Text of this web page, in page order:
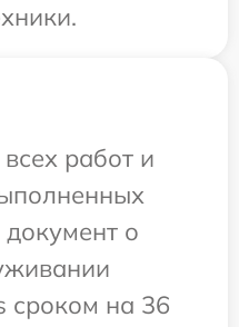
работ и
о
сроком на 36